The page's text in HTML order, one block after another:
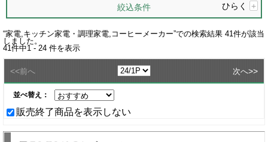
絞込条件 ひらく +
“家電,キッチン家電・調理家電,コーヒーメーカー”での検索結果 41件が該当
しました。
41件中1 - 24 件を表示
<<前へ 次へ>>
並べ替え：
販売終了商品を表示しない